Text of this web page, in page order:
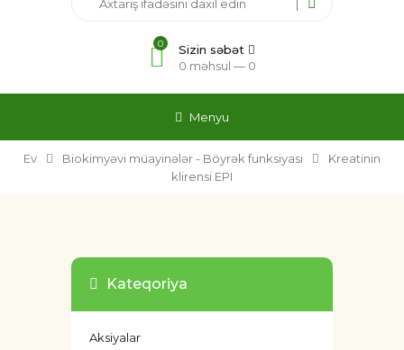
0
Sizin səbət
0 məhsul — 0
Menyu
Ev Biokimyəvi müayinələr - Böyrək funksiyası
Kreatinin
klirensi EPI
Kateqoriya
Aksiyalar